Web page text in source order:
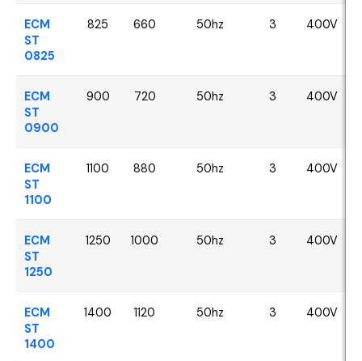
ECM
ST
0825
825 660 50hz 3 400V
ECM
ST
0900
900 720 50hz 3 400V
ECM
ST
1100
1100 880 50hz 3 400V
ECM
ST
1250
1250 1000 50hz 3 400V
ECM
ST
1400
1400 1120 50hz 3 400V